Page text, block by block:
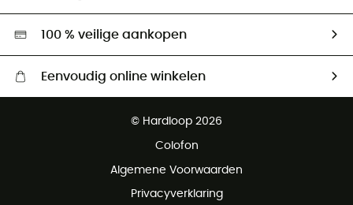
100 % veilige aankopen
Eenvoudig online winkelen
Gratis retourneren binnen 100 dagen
© Hardloop 2026
Colofon
Algemene Voorwaarden
Privacyverklaring